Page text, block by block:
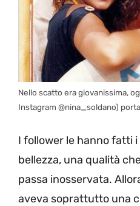
Nello scatto era giovanissima,
Instagram @nina_soldano)
I follower le hanno fatti
bellezza, una qualità
passa inosservata.
aveva soprattutto una